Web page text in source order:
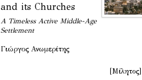
and its Churches
A Timeless Active Middle-Age
Settlement
Γιώργος Ανωμερίτης
[Μίλητος]